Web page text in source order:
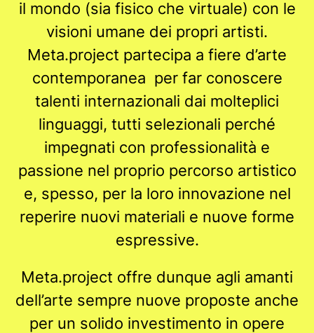
il mondo (sia fisico che virtuale) con le
visioni umane dei propri artisti.
Meta.project partecipa a fiere d’arte
contemporanea per far conoscere
talenti internazionali dai molteplici
linguaggi, tutti selezionali perché
impegnati con professionalità e
passione nel proprio percorso artistico
e, spesso, per la loro innovazione nel
reperire nuovi materiali e nuove forme
espressive.
Meta.project offre dunque agli amanti
dell’arte sempre nuove proposte anche
per un solido investimento in opere